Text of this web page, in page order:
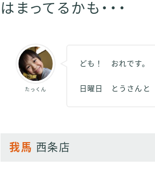
はまってるかも・・・
たっくん
ども！ おれです。
日曜日 とうさんと
我馬 西条店